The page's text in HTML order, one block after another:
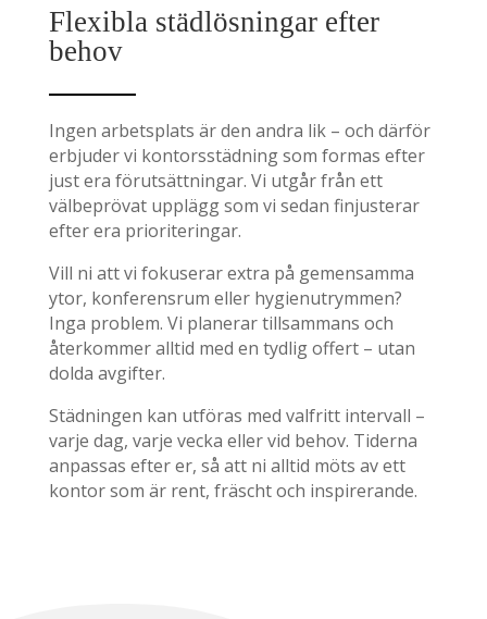
Flexibla städlösningar efter
behov
Ingen arbetsplats är den andra lik – och därför
erbjuder vi kontorsstädning som formas efter
just era förutsättningar. Vi utgår från ett
välbeprövat upplägg som vi sedan finjusterar
efter era prioriteringar.
Vill ni att vi fokuserar extra på gemensamma
ytor, konferensrum eller hygienutrymmen?
Inga problem. Vi planerar tillsammans och
återkommer alltid med en tydlig offert – utan
dolda avgifter.
Städningen kan utföras med valfritt intervall –
varje dag, varje vecka eller vid behov. Tiderna
anpassas efter er, så att ni alltid möts av ett
kontor som är rent, fräscht och inspirerande.